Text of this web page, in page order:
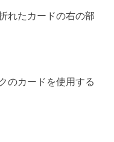
れたカードの右の部
のカードを使用する